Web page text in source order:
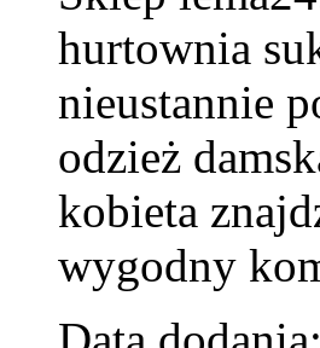
hurtownia
nieustannie
odzież
kobieta
wygodny